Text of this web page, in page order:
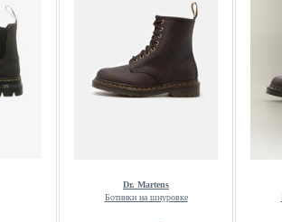
Dr. Martens
Ботинки на шнуровке